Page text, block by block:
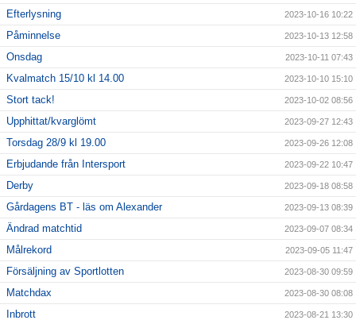
Efterlysning 2023-10-16 10:22
Påminnelse 2023-10-13 12:58
Onsdag 2023-10-11 07:43
Kvalmatch 15/10 kl 14.00 2023-10-10 15:10
Stort tack! 2023-10-02 08:56
Upphittat/kvarglömt 2023-09-27 12:43
Torsdag 28/9 kl 19.00 2023-09-26 12:08
Erbjudande från Intersport 2023-09-22 10:47
Derby 2023-09-18 08:58
Gårdagens BT - läs om Alexander 2023-09-13 08:39
Ändrad matchtid 2023-09-07 08:34
Målrekord 2023-09-05 11:47
Försäljning av Sportlotten 2023-08-30 09:59
Matchdax 2023-08-30 08:08
Inbrott 2023-08-21 13:30